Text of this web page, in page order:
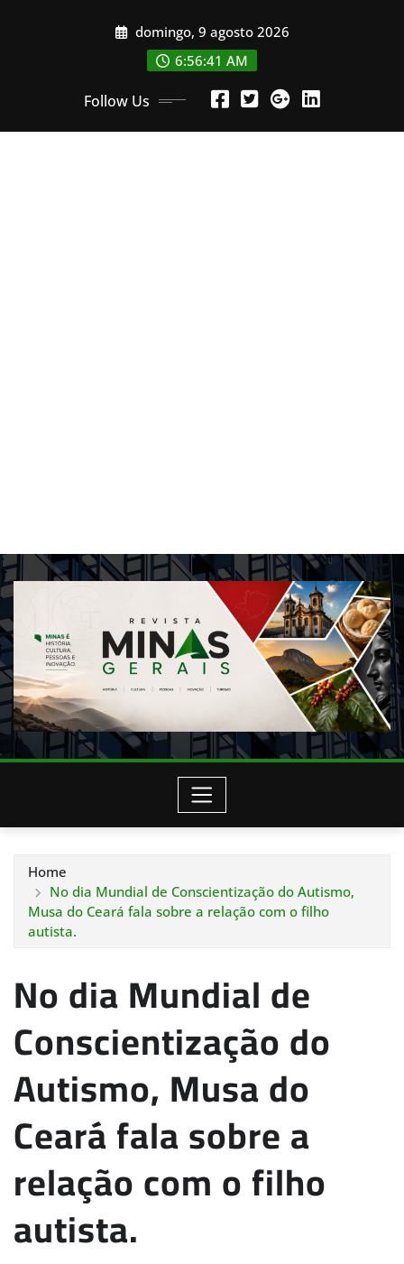
domingo, 9 agosto 2026
6:56:43 AM
Follow Us
Home
No dia Mundial de Conscientização do Autismo,
Musa do Ceará fala sobre a relação com o filho
autista.
No dia Mundial de
Conscientização do
Autismo, Musa do
Ceará fala sobre a
relação com o filho
autista.